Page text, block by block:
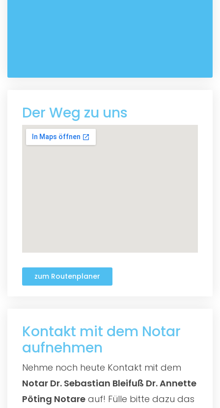
Der Weg zu uns
zum Routenplaner
Kontakt mit dem Notar
aufnehmen
Nehme noch heute Kontakt mit dem
Notar Dr. Sebastian Bleifuß Dr. Annette
Pöting Notare auf! Fülle bitte dazu das